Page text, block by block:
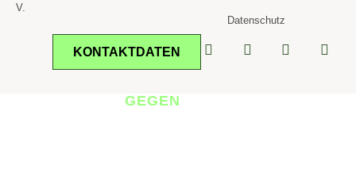
V.
Datenschutz
KONTAKTDATEN
GEGEN